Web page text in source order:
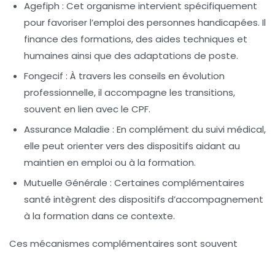
Agefiph : Cet organisme intervient spécifiquement
pour favoriser l’emploi des personnes handicapées. Il
finance des formations, des aides techniques et
humaines ainsi que des adaptations de poste.
Fongecif : À travers les conseils en évolution
professionnelle, il accompagne les transitions,
souvent en lien avec le CPF.
Assurance Maladie : En complément du suivi médical,
elle peut orienter vers des dispositifs aidant au
maintien en emploi ou à la formation.
Mutuelle Générale : Certaines complémentaires
santé intègrent des dispositifs d’accompagnement
à la formation dans ce contexte.
Ces mécanismes complémentaires sont souvent